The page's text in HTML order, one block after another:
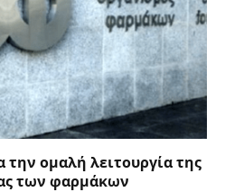
ομαλή λειτουργία της
των φαρμάκων